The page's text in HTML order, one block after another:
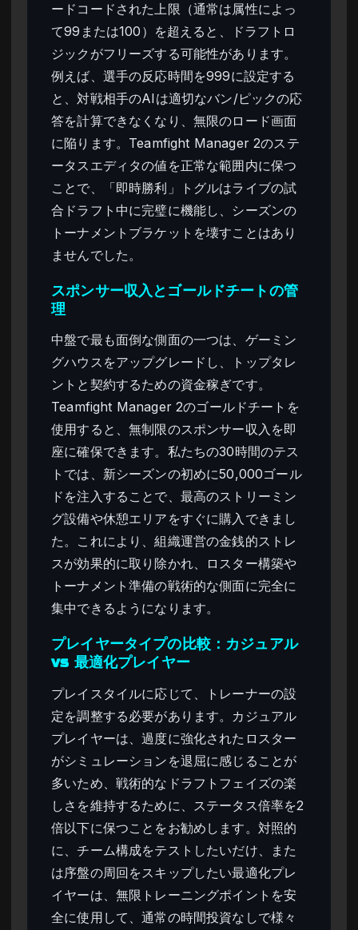
ードコードされた上限（通常は属性によっ
て99または100）を超えると、ドラフトロ
ジックがフリーズする可能性があります。
例えば、選手の反応時間を999に設定する
と、対戦相手のAIは適切なバン/ピックの応
答を計算できなくなり、無限のロード画面
に陥ります。Teamfight Manager 2のステ
ータスエディタの値を正常な範囲内に保つ
ことで、「即時勝利」トグルはライブの試
合ドラフト中に完璧に機能し、シーズンの
トーナメントブラケットを壊すことはあり
ませんでした。
スポンサー収入とゴールドチートの管
理
中盤で最も面倒な側面の一つは、ゲーミン
グハウスをアップグレードし、トップタレ
ントと契約するための資金稼ぎです。
Teamfight Manager 2のゴールドチートを
使用すると、無制限のスポンサー収入を即
座に確保できます。私たちの30時間のテス
トでは、新シーズンの初めに50,000ゴール
ドを注入することで、最高のストリーミン
グ設備や休憩エリアをすぐに購入できまし
た。これにより、組織運営の金銭的ストレ
スが効果的に取り除かれ、ロスター構築や
トーナメント準備の戦術的な側面に完全に
集中できるようになります。
プレイヤータイプの比較：カジュアル
vs 最適化プレイヤー
プレイスタイルに応じて、トレーナーの設
定を調整する必要があります。カジュアル
プレイヤーは、過度に強化されたロスター
がシミュレーションを退屈に感じることが
多いため、戦術的なドラフトフェイズの楽
しさを維持するために、ステータス倍率を2
倍以下に保つことをお勧めします。対照的
に、チーム構成をテストしたいだけ、また
は序盤の周回をスキップしたい最適化プレ
イヤーは、無限トレーニングポイントを安
全に使用して、通常の時間投資なしで様々